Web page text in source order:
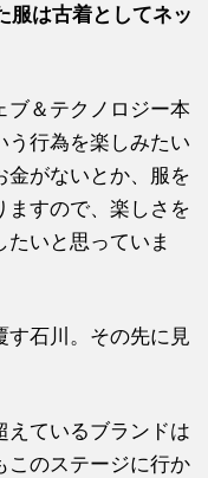
服は古着としてネッ
ブ＆テクノロジー本
う行為を楽しみたい
金がないとか、服を
ますので、楽しさを
いと思っていま
す石川。その先に見
えているブランドは
このステージに行か